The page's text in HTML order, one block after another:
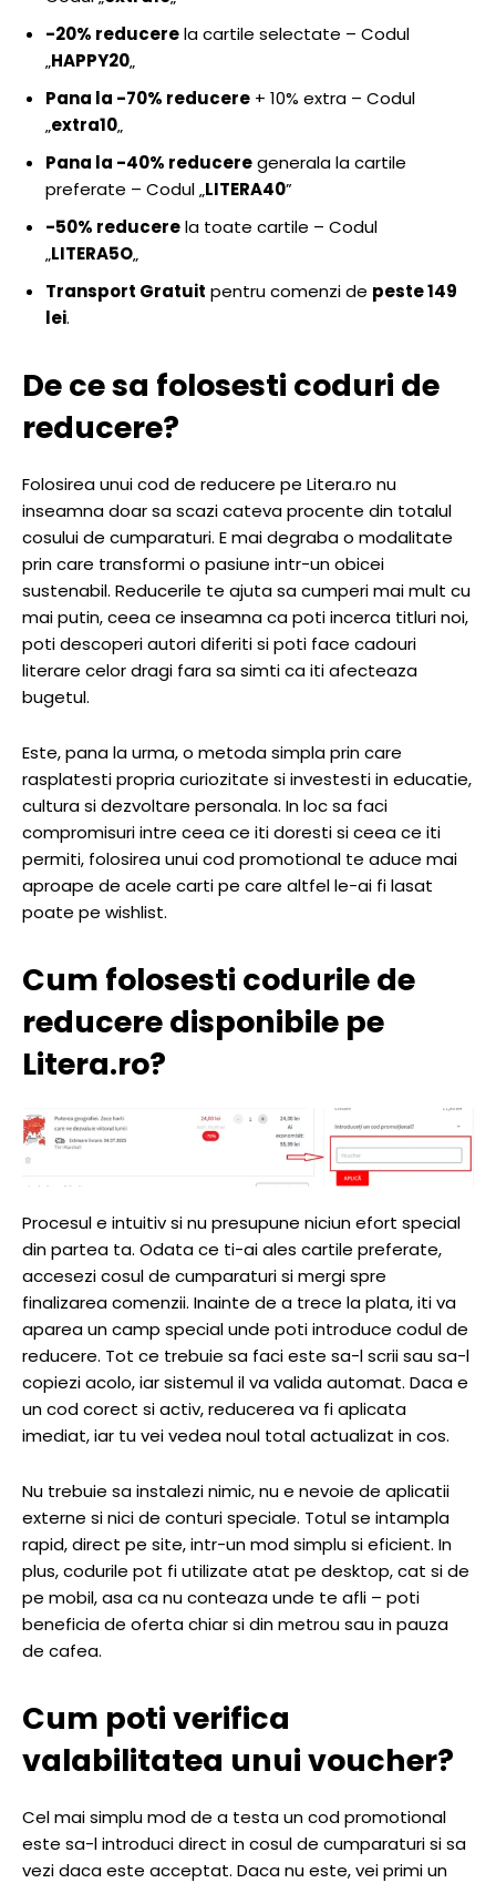
-20% reducerela cartile selectate – Codul
„HAPPY20„
Pana la -70% reducere + 10% extra – Codul
„extra10„
Pana la -40% reduceregenerala la cartile
preferate – Codul „LITERA40”
-50% reducerela toate cartile – Codul
„LITERA5O„
Transport Gratuit pentru comenzi de peste 149
lei.
De ce sa folosesti coduri de
reducere?
Folosirea unui cod de reducere pe Litera.ro nu
inseamna doar sa scazi cateva procente din totalul
cosului de cumparaturi. E mai degraba o modalitate
prin care transformi o pasiune intr-un obicei
sustenabil. Reducerile te ajuta sa cumperi mai mult cu
mai putin, ceea ce inseamna ca poti incerca titluri noi,
poti descoperi autori diferiti si poti face cadouri
literare celor dragi fara sa simti ca iti afecteaza
bugetul.
Este, pana la urma, o metoda simpla prin care
rasplatesti propria curiozitate si investesti in educatie,
cultura si dezvoltare personala. In loc sa faci
compromisuri intre ceea ce iti doresti si ceea ce iti
permiti, folosirea unui cod promotional te aduce mai
aproape de acele carti pe care altfel le-ai fi lasat
poate pe wishlist.
Cum folosesti codurile de
reducere disponibile pe
Litera.ro?
Procesul e intuitiv si nu presupune niciun efort special
din partea ta. Odata ce ti-ai ales cartile preferate,
accesezi cosul de cumparaturi si mergi spre
finalizarea comenzii. Inainte de a trece la plata, iti va
aparea un camp special unde poti introduce codul de
reducere. Tot ce trebuie sa faci este sa-l scrii sau sa-l
copiezi acolo, iar sistemul il va valida automat. Daca e
un cod corect si activ, reducerea va fi aplicata
imediat, iar tu vei vedea noul total actualizat in cos.
Nu trebuie sa instalezi nimic, nu e nevoie de aplicatii
externe si nici de conturi speciale. Totul se intampla
rapid, direct pe site, intr-un mod simplu si eficient. In
plus, codurile pot fi utilizate atat pe desktop, cat si de
pe mobil, asa ca nu conteaza unde te afli – poti
beneficia de oferta chiar si din metrou sau in pauza
de cafea.
Cum poti verifica
valabilitatea unui voucher?
Cel mai simplu mod de a testa un cod promotional
este sa-l introduci direct in cosul de cumparaturi si sa
vezi daca este acceptat. Daca nu este, vei primi un